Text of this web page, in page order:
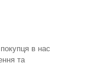
в нас
та